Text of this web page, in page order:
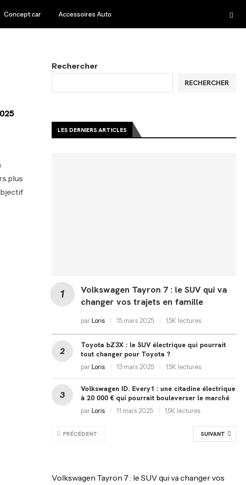
Concept car Accessoires Auto
plus
Rechercher
RECHERCHER
LES DERNIERS ARTICLES
Volkswagen Tayron 7 : le SUV qui va
changer vos trajets en famille
parLoris 15 mars 2025 1,5K lectures
Toyota bZ3X : le SUV électrique qui pourrait
tout changer pour Toyota ?
parLoris 13 mars 2025 1,5K lectures
Volkswagen ID. Every1 : une citadine électrique
à 20 000 € qui pourrait bouleverser le marché
parLoris 11 mars 2025 1,5K lectures
PRÉCÉDENT SUIVANT
Volkswagen Tayron 7 : le SUV qui va changer vos